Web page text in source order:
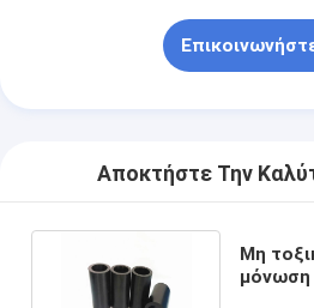
Αποκτήστε Την
Μη
μόνωση